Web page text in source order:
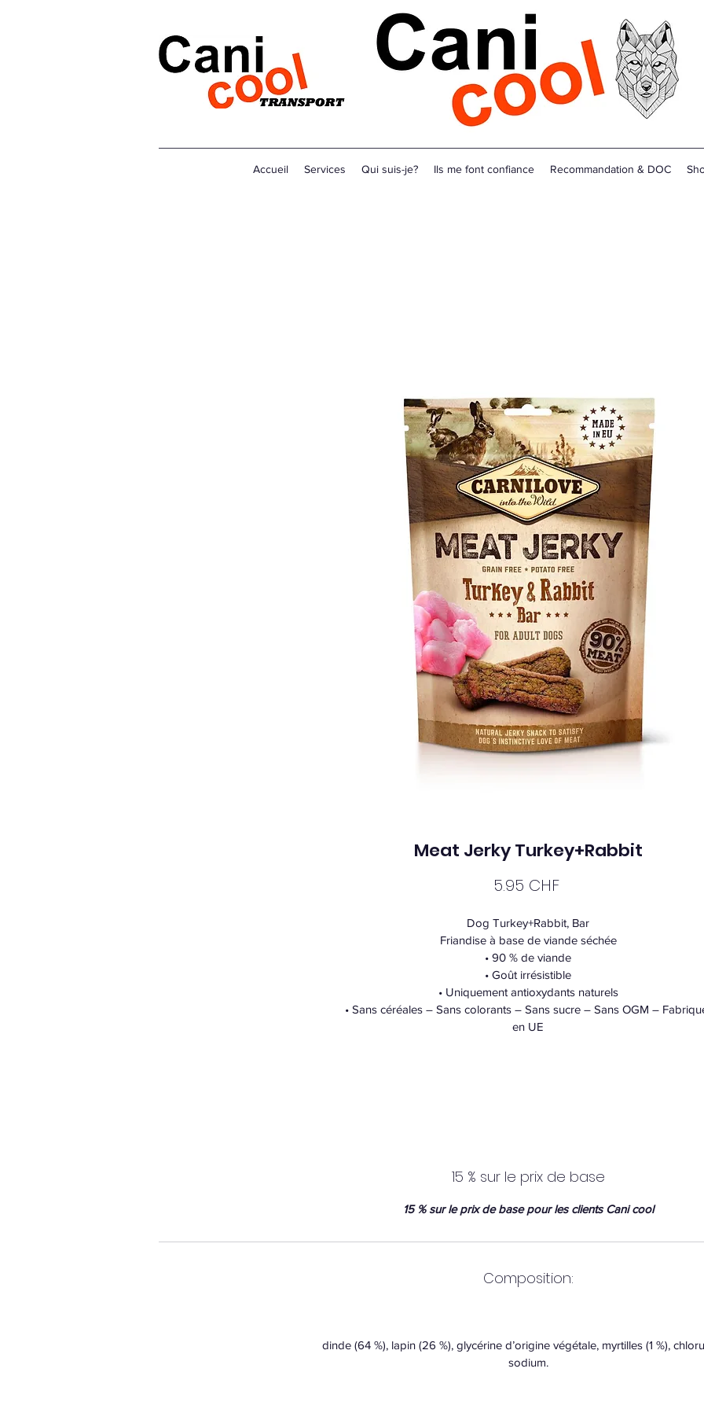
Accueil Services Qui suis-je? Ils me font confiance Recommandation & DOC
Meat Jerky Turkey+Rabbit
5.95 CHFPrix
Dog Turkey+Rabbit, Bar
Friandise à base de viande séchée
• 90 % de viande
• Goût irrésistible
• Uniquement antioxydants naturels
• Sans céréales – Sans colorants – Sans sucre – Sans OGM –
en UE
15 % sur le prix de base
15 % sur le prix de base pour les clients Cani cool
Composition:
dinde (64 %), lapin (26 %), glycérine d’origine végétale, myrtilles (1 %),
sodium.